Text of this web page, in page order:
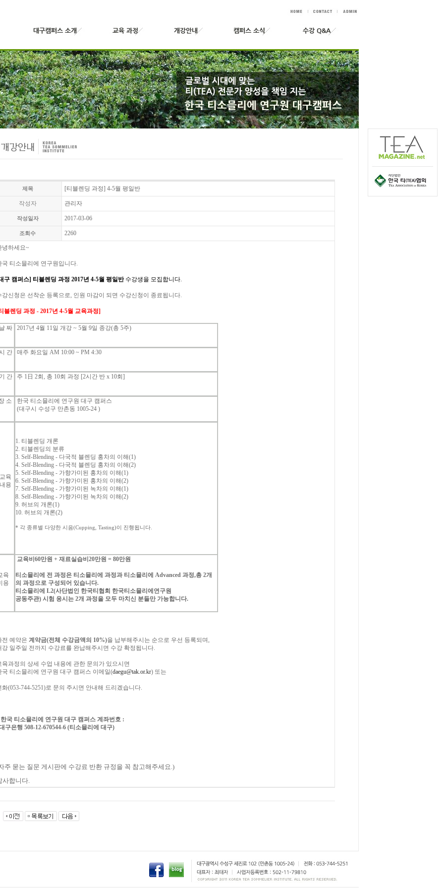
제목 [티블렌딩 과정] 4-5월 평일반
작성자 관리자
작성일자 2017-03-06
조회수 2260
녕하세요~
국 티소믈리에 연구원입니다.
구 캠퍼스] 티블렌딩 과정 2017년 4-5월 평일반 수강생을 모집합니다.
강신청은 선착순 등록으로, 인원 마감이 되면 수강신청이 종료됩니다.
블렌딩 과정 - 2017년 4-5월 교육과정]
짜 2017년 4월 11일 개강 ~ 5월 9일 종강(총 5주)
간 매주 화요일 AM 10:00 ~ PM 4:30
간 주 1 日 2회, 총 10회 과정 [2시간 반 x 10회]
소
한국 티소믈리에 연구원 대구 캠퍼스
(대구시 수성구 만촌동 1005-24 )
교육
내용
1. 티블렌딩 개론
2. 티블렌딩의 분류
3.Self-Blending - 다국적 블렌딩 홍차의 이해(1)
4.Self-Blending - 다국적 블렌딩 홍차의 이해(2)
5.Self-Blending - 가향가미된 홍차의 이해(1)
6.Self-Blending - 가향가미된 홍차의 이해(2)
7.Self-Blending - 가향가미된 녹차의 이해(1)
8.Self-Blending - 가향가미된 녹차의 이해(2)
9. 허브의 개론(1)
10. 허브의 개론(2)
* 각 종류별 다양한 시음(Cupping, Tasting)이 진행됩니다.
육
용
교육비60만원 +재료실습비20만원 = 80만원
티소믈리에 전 과정은 티소믈리에 과정과 티소믈리에 Advanced과정,총2개
의 과정으로 구성되어 있습니다.
티소믈리에 L2(사단법인 한국티협회 한국티소믈리에연구원
공동주관)시험 응시는 2개 과정을 모두 마치신 분들만 가능합니다.
전 예약은 계약금(전체 수강금액의 10%)을 납부해주시는 순으로 우선 등록되며,
강 일주일 전까지 수강료를 완납해주시면 수강 확정됩니다.
육과정의 상세 수업 내용에 관한 문의가 있으시면
국 티소믈리에 연구원 대구 캠퍼스 이메일(daegu@tak.or.kr) 또는
화(053-744-5251)로 문의 주시면 안내해 드리겠습니다.
한국 티소믈리에 연구원 대구 캠퍼스 계좌번호 :
구은행 508-12-670544-6 (티소믈리에 대구)
주 묻는 질문 게시판에 수강료 반환 규정을 꼭 참고해주세요.)
사합니다.